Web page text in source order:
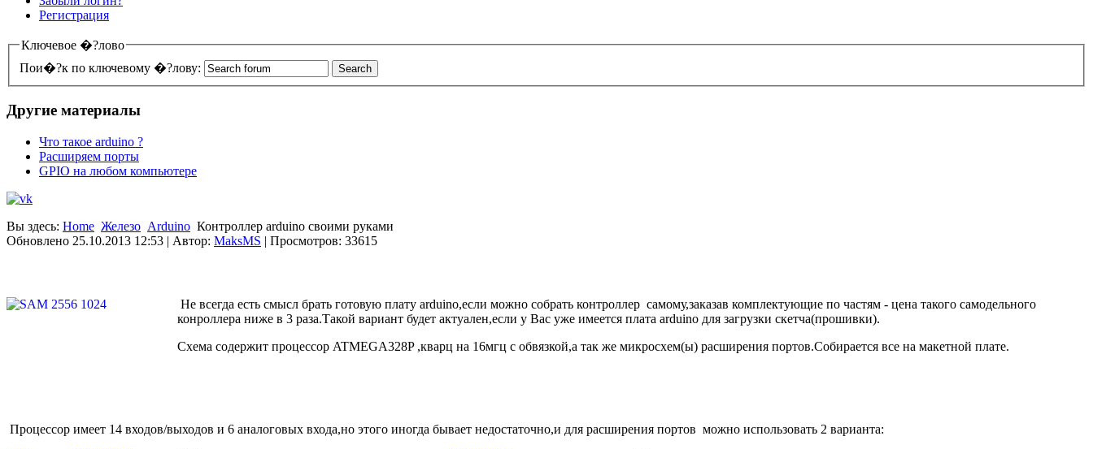
Регистрация
Ключевое �?лово
Пои�?к по ключевому �?лову:
Другие материалы
Что такое arduino ?
Расширяем порты
GPIO на любом компьютере
Вы здесь: Home Железо Arduino Контроллер arduino своими руками
Обновлено 25.10.2013 12:53 | Автор: MaksMS | Просмотров: 33615
Не всегда есть смысл брать готовую плату arduino,если можно собрать контроллер самому,заказав комплектующие по частям - цена такого самодельного
конроллера ниже в 3 раза.Такой вариант будет актуален,если у Вас уже имеется плата arduino для загрузки скетча(прошивки).
Схема содержит процессор ATMEGA328P ,кварц на 16мгц с обвязкой,а так же микросхем(ы) расширения портов.Собирается все на макетной плате.
Процессор имеет 14 входов/выходов и 6 аналоговых входа,но этого иногда бывает недостаточно,и для расширения портов можно использовать 2 варианта: